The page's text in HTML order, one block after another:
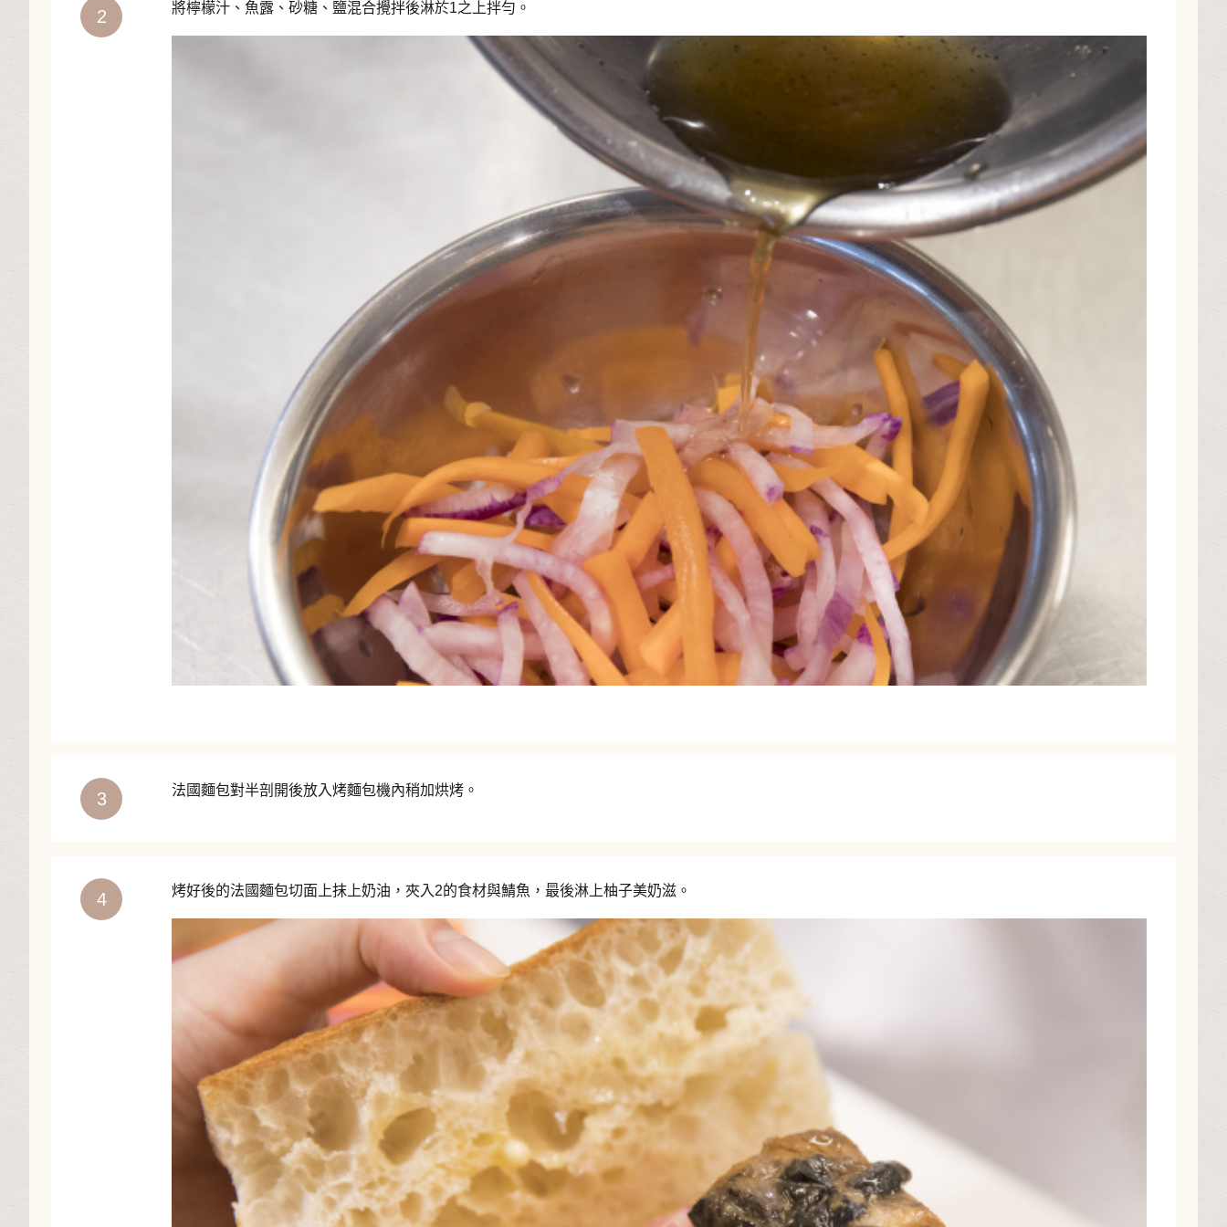
將檸檬汁、魚露、砂糖、鹽混合攪拌後淋於1之上拌勻。
法國麵包對半剖開後放入烤麵包機內稍加烘烤。
烤好後的法國麵包切面上抹上奶油，夾入2的食材與鯖魚，最後淋上柚子美奶滋。